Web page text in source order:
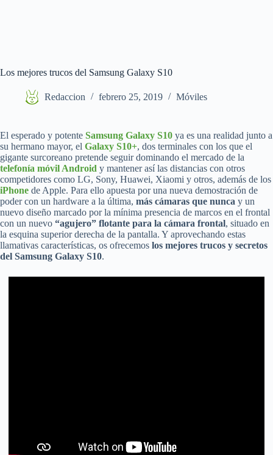
Los mejores trucos del Samsung Galaxy S10
Redaccion febrero 25, 2019 Móviles
El esperado y potente Samsung Galaxy S10 ya es una realidad junto a
su hermano mayor, el Galaxy S10+, dos terminales con los que el
gigante surcoreano pretende seguir dominando el mercado de la
telefonía móvil Android y mantener así las distancias con otros
competidores como LG, Sony, Huawei, Xiaomi y otros, además de los
iPhone de Apple. Para ello apuesta por una nueva demostración de
poder con un hardware a la última, más cámaras que nunca y un
nuevo diseño marcado por la mínima presencia de marcos en el frontal
con un nuevo “agujero” flotante para la cámara frontal, situado en
la esquina superior derecha de la pantalla. Y aprovechando estas
llamativas características, os ofrecemos los mejores trucos y secretos
del Samsung Galaxy S10.